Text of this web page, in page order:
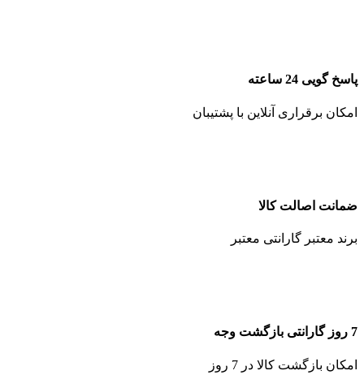
پاسخ گویی 24 ساعته
امکان برقراری آنلاین با پشتیبان
ضمانت اصالت کالا
برند معتبر گارانتی معتبر
7 روز گارانتی بازگشت وجه
امکان بازگشت کالا در 7 روز